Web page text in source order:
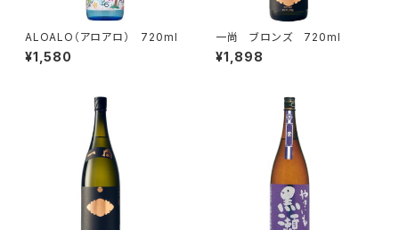
ALOALO（アロアロ） 720ml
¥1,580
一尚 ブロンズ 720ml
¥1,898